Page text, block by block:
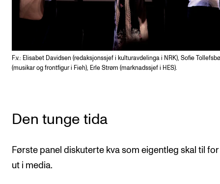
F.v.: Elisabet Davidsen (redaksjonssjef i kulturavdelinga i NRK), Sofie
(musikar og frontfigur i Fieh), Erle Strøm (marknadssjef i HES).
Den tunge tida
Første panel diskuterte kva som eigentleg skal til for
ut i media.